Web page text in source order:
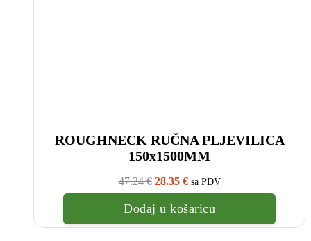
ROUGHNECK RUČNA PLJEVILICA
150x1500MM
47.24€ Izvorna
cijena
bila
je:
47.24
28.35 €Trenutna
cijena
je:
€.
sa PDV
Dodaj u košaricu